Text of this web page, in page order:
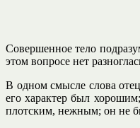
Совершенное тело
этом вопросе нет
В одном смысле слова
его характер был
плотским, нежным; он не